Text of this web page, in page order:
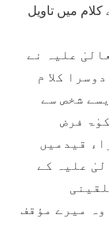
ميں تاويل
علیہ نے
کلا م
شخص سے
فرض
قيدمیں
علیہ کے
ميرے مؤقف